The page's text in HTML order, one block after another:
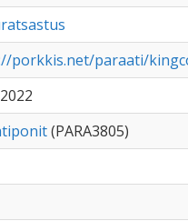
porkkis.net/paraati/
(PARA3805)